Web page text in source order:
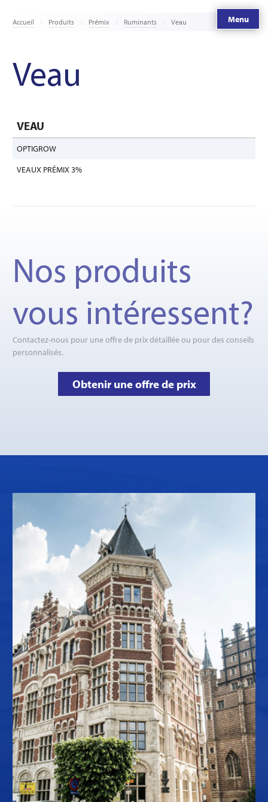
Menu
Accueil Produits Prémix Ruminants Veau
Veau
VEAU
OPTIGROW
VEAUX PRÉMIX 3%
Nos produits
vous intéressent?
Contactez-nous pour une offre de prix détaillée ou pour des conseils
personnalisés.
Obtenir une offre de prix